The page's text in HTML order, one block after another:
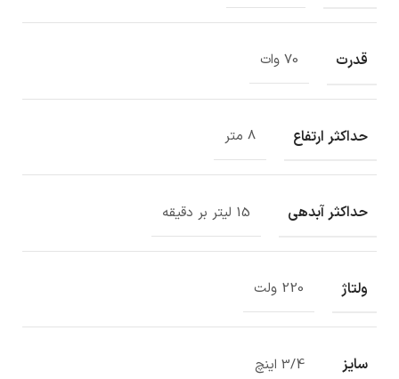
قدرت 70 وات
حداکثر ارتفاع 8 متر
حداکثر آبدهی 15 لیتر بر دقیقه
ولتاژ 220 ولت
سایز 3/4 اینچ